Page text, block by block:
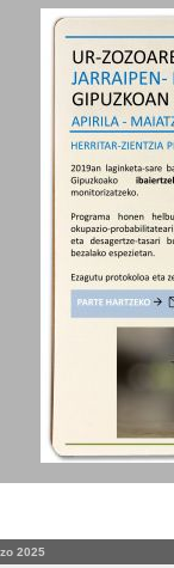
2025